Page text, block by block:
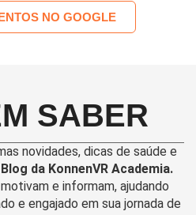
NO GOOGLE
SABER
novidades, dicas de saúde e
Blog da KonnenVR Academia.
e informam, ajudando
e engajado em sua jornada de